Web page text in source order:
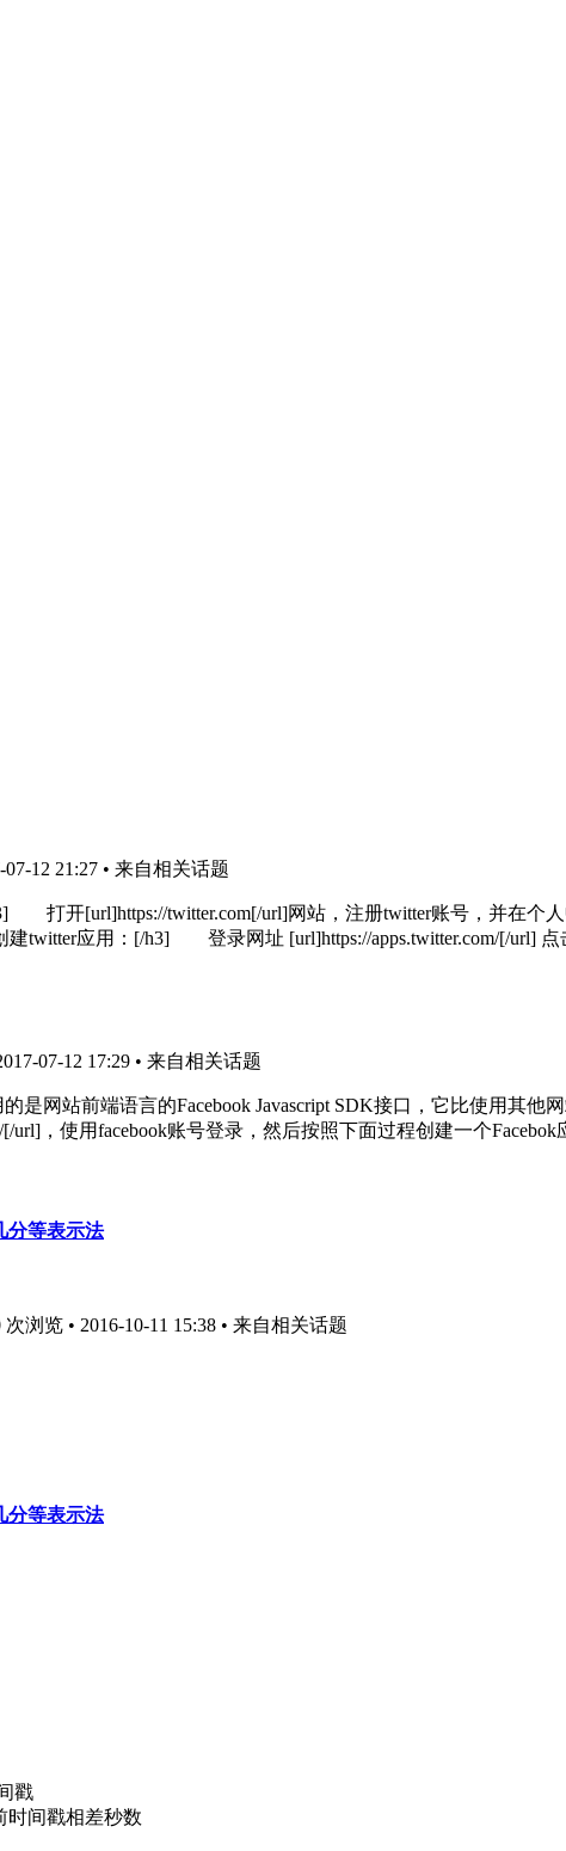
12 21:27 • 来自相关话题
开[url]https://twitter.com[/url]网站，注册twitter账号，并在个
应用：[/h3] 登录网址 [url]https://apps.twitter.com/[/url] 点
07-12 17:29 • 来自相关话题
网站前端语言的Facebook Javascript SDK接口，它比使用其
url]，使用facebook账号登录，然后按照下面过程创建一个
分等表示法
浏览 • 2016-10-11 15:38 • 来自相关话题
分等表示法
戳
时间戳相差秒数